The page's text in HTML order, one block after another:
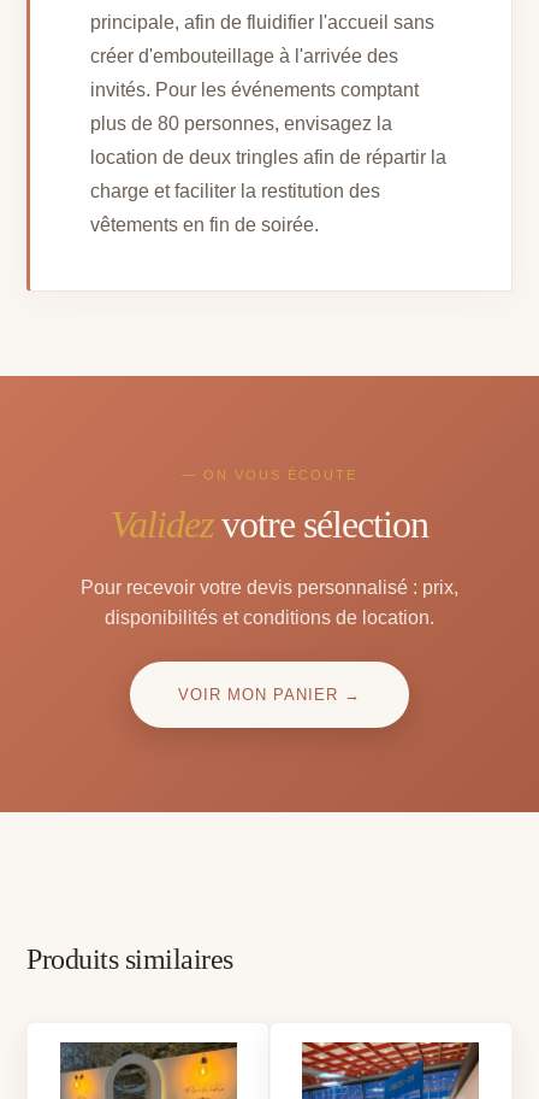
principale, afin de fluidifier l'accueil sans
créer d'embouteillage à l'arrivée des
invités. Pour les événements comptant
plus de 80 personnes, envisagez la
location de deux tringles afin de répartir la
charge et faciliter la restitution des
vêtements en fin de soirée.
— ON VOUS ÉCOUTE
Validezvotre sélection
Pour recevoir votre devis personnalisé : prix,
disponibilités et conditions de location.
VOIR MON PANIER →
Produits similaires